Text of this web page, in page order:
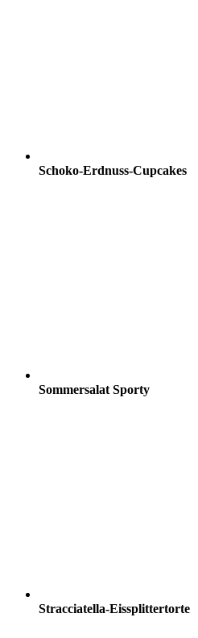
Schoko-Erdnuss-Cupcakes
Sommersalat Sporty
Stracciatella-Eissplittertorte